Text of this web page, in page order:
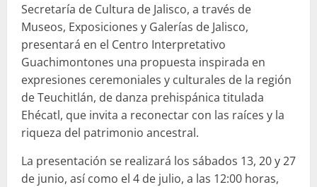
Secretaría de Cultura de Jalisco, a través de
Museos, Exposiciones y Galerías de Jalisco,
presentará en el Centro Interpretativo
Guachimontones una propuesta inspirada en
expresiones ceremoniales y culturales de la región
de Teuchitlán, de danza prehispánica titulada
Ehécatl, que invita a reconectar con las raíces y la
riqueza del patrimonio ancestral.
La presentación se realizará los sábados 13, 20 y 27
de junio, así como el 4 de julio, a las 12:00 horas,